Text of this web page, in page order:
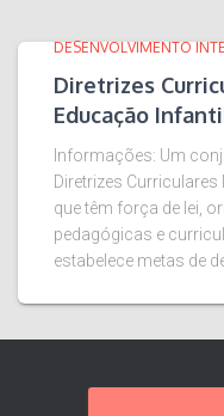
DESENVOLVIMENTO
Diretrizes
Educação
Informações: Um
Diretrizes
que têm força de lei,
pedagógicas e
estabelece metas de